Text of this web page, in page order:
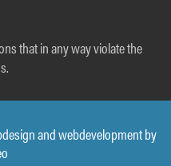
that in any way violate the
and webdevelopment by